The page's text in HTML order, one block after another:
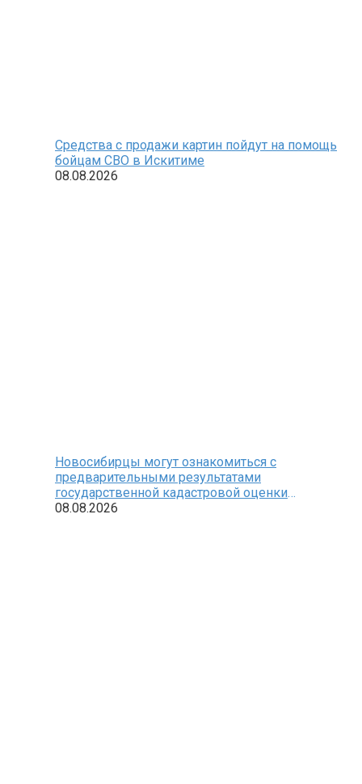
Средства с продажи картин пойдут на помощь
бойцам СВО в Искитиме
08.08.2026
Новосибирцы могут ознакомиться с
предварительными результатами
государственной кадастровой оценки
земельных участков
08.08.2026